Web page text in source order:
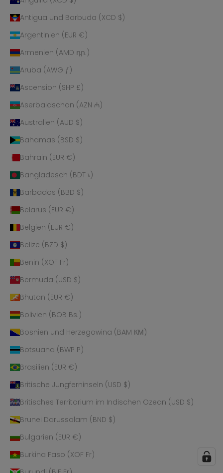
Antigua und Barbuda (XCD $)
Argentinien (EUR €)
Armenien (AMD դր.)
Aruba (AWG ƒ)
Ascension (SHP £)
Aserbaidschan (AZN ₼)
Australien (AUD $)
Bahamas (BSD $)
Bahrain (EUR €)
Bangladesch (BDT ৳)
Barbados (BBD $)
Belarus (EUR €)
Belgien (EUR €)
Belize (BZD $)
Benin (XOF Fr)
Bermuda (USD $)
Bhutan (EUR €)
Bolivien (BOB Bs.)
Bosnien und Herzegowina (BAM КМ)
Botsuana (BWP P)
Brasilien (EUR €)
Britische Jungferninseln (USD $)
Britisches Territorium im Indischen Ozean (USD $)
Brunei Darussalam (BND $)
Bulgarien (EUR €)
Burkina Faso (XOF Fr)